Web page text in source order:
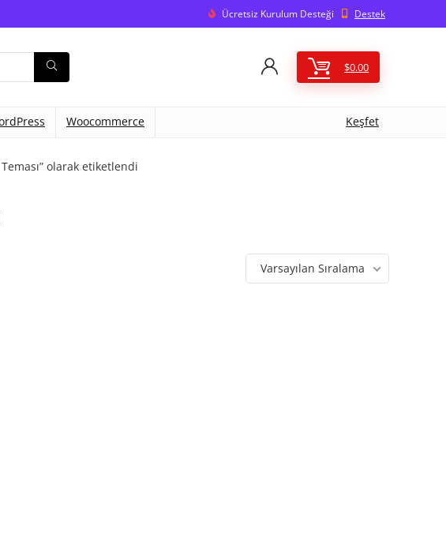
Ücretsiz Kurulum Desteği Destek
$0.00
Woocommerce Keşfet
olarak etiketlendi
Varsayılan Sıralama